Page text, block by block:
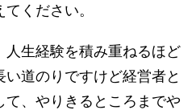
ください。
人生経験を積み重ねるほど
道のりですけど経営者と
て、やりきるところまでや